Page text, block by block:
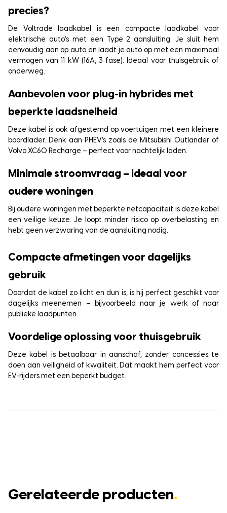
precies?
De Voltrade laadkabel is een compacte laadkabel voor
elektrische auto’s met een Type 2 aansluiting. Je sluit hem
eenvoudig aan op auto en laadt je auto op met een maximaal
vermogen van 11 kW (16A, 3 fase). Ideaal voor thuisgebruik of
onderweg.
Aanbevolen voor plug-in hybrides met
beperkte laadsnelheid
Deze kabel is ook afgestemd op voertuigen met een kleinere
boordlader. Denk aan PHEV’s zoals de Mitsubishi Outlander of
Volvo XC60 Recharge – perfect voor nachtelijk laden.
Minimale stroomvraag – ideaal voor
oudere woningen
Bij oudere woningen met beperkte netcapaciteit is deze kabel
een veilige keuze. Je loopt minder risico op overbelasting en
hebt geen verzwaring van de aansluiting nodig.
Compacte afmetingen voor dagelijks
gebruik
Doordat de kabel zo licht en dun is, is hij perfect geschikt voor
dagelijks meenemen – bijvoorbeeld naar je werk of naar
publieke laadpunten.
Voordelige oplossing voor thuisgebruik
Deze kabel is betaalbaar in aanschaf, zonder concessies te
doen aan veiligheid of kwaliteit. Dat maakt hem perfect voor
EV-rijders met een beperkt budget.
Gerelateerde producten.